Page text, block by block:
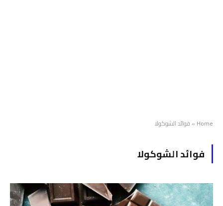
Home
» فوائد الشوكولا
فوائد الشوكولا